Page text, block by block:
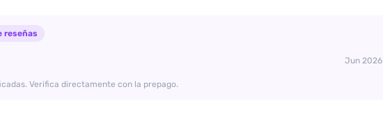
reseñas
Jun 2026
Verifica directamente con la prepago.